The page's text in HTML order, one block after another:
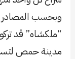
وبحسب المصادر
“ملكشاه” قد
مدينة حمص